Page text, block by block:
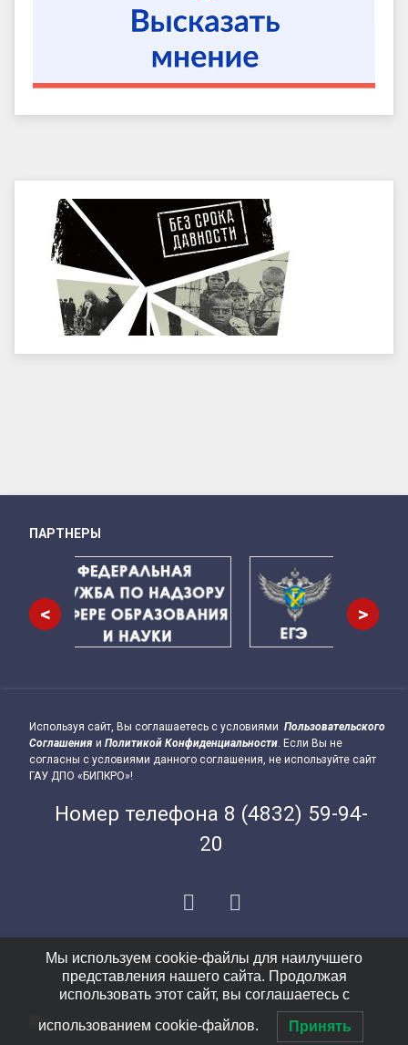
Снизу
ПАРТНЕРЫ
< >
Подвал сайта → влево
Используя сайт, Вы соглашаетесь с условиями Пользовательского
Соглашения и Политикой Конфиденциальности. Если Вы не
согласны с условиями данного соглашения, не используйте сайт
ГАУ ДПО «БИПКРО»!
Номер телефона 8 (4832) 59-94-
20
E-mailVK
© БИПКРО. Все права защищены.
Подвал сайта → вправо
Мы используем cookie-файлы для наилучшего
представления нашего сайта. Продолжая
использовать этот сайт, вы соглашаетесь с
использованием cookie-файлов. Принять